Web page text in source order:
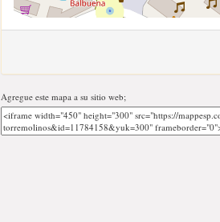
Agregue este mapa a su sitio web;